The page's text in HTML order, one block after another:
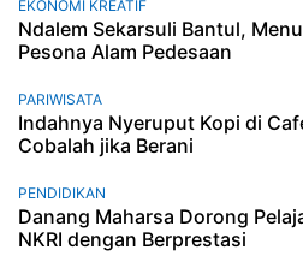
EKONOMI KREATIF
Ndalem Sekarsuli Bantul,
Pesona Alam Pedesaan
PARIWISATA
Indahnya Nyeruput Kopi di
Cobalah jika Berani
PENDIDIKAN
Danang Maharsa Dorong
NKRI dengan Berprestasi